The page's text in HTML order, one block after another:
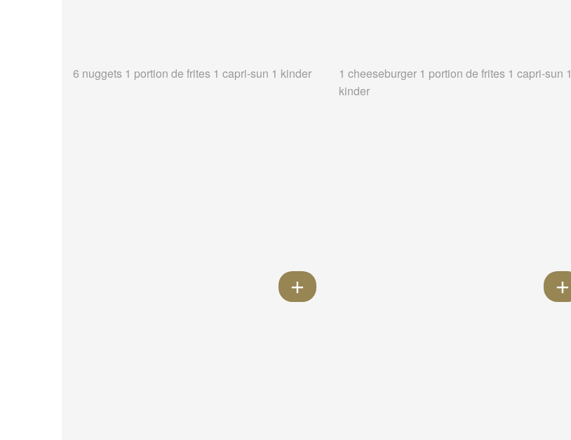
6 nuggets 1 portion de frites 1 capri-sun 1 kinder
1 cheeseburger 1 portion de frites 1 capri-sun 1
kinder